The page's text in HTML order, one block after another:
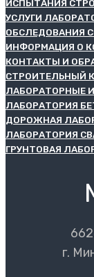
ИСПЫТАНИЯ
УСЛУГИ
ОБСЛЕДОВАНИЯ
ИНФОРМАЦИЯ О
КОНТАКТЫ И
СТРОИТЕЛЬНЫЙ
ЛАБОРАТОРНЫЕ
ЛАБОРАТОРИЯ
ДОРОЖНАЯ
ЛАБОРАТОРИЯ
ГРУНТОВАЯ
г.